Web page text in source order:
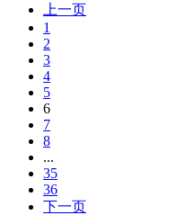
上一页
1
2
3
4
5
6
7
8
...
35
36
下一页